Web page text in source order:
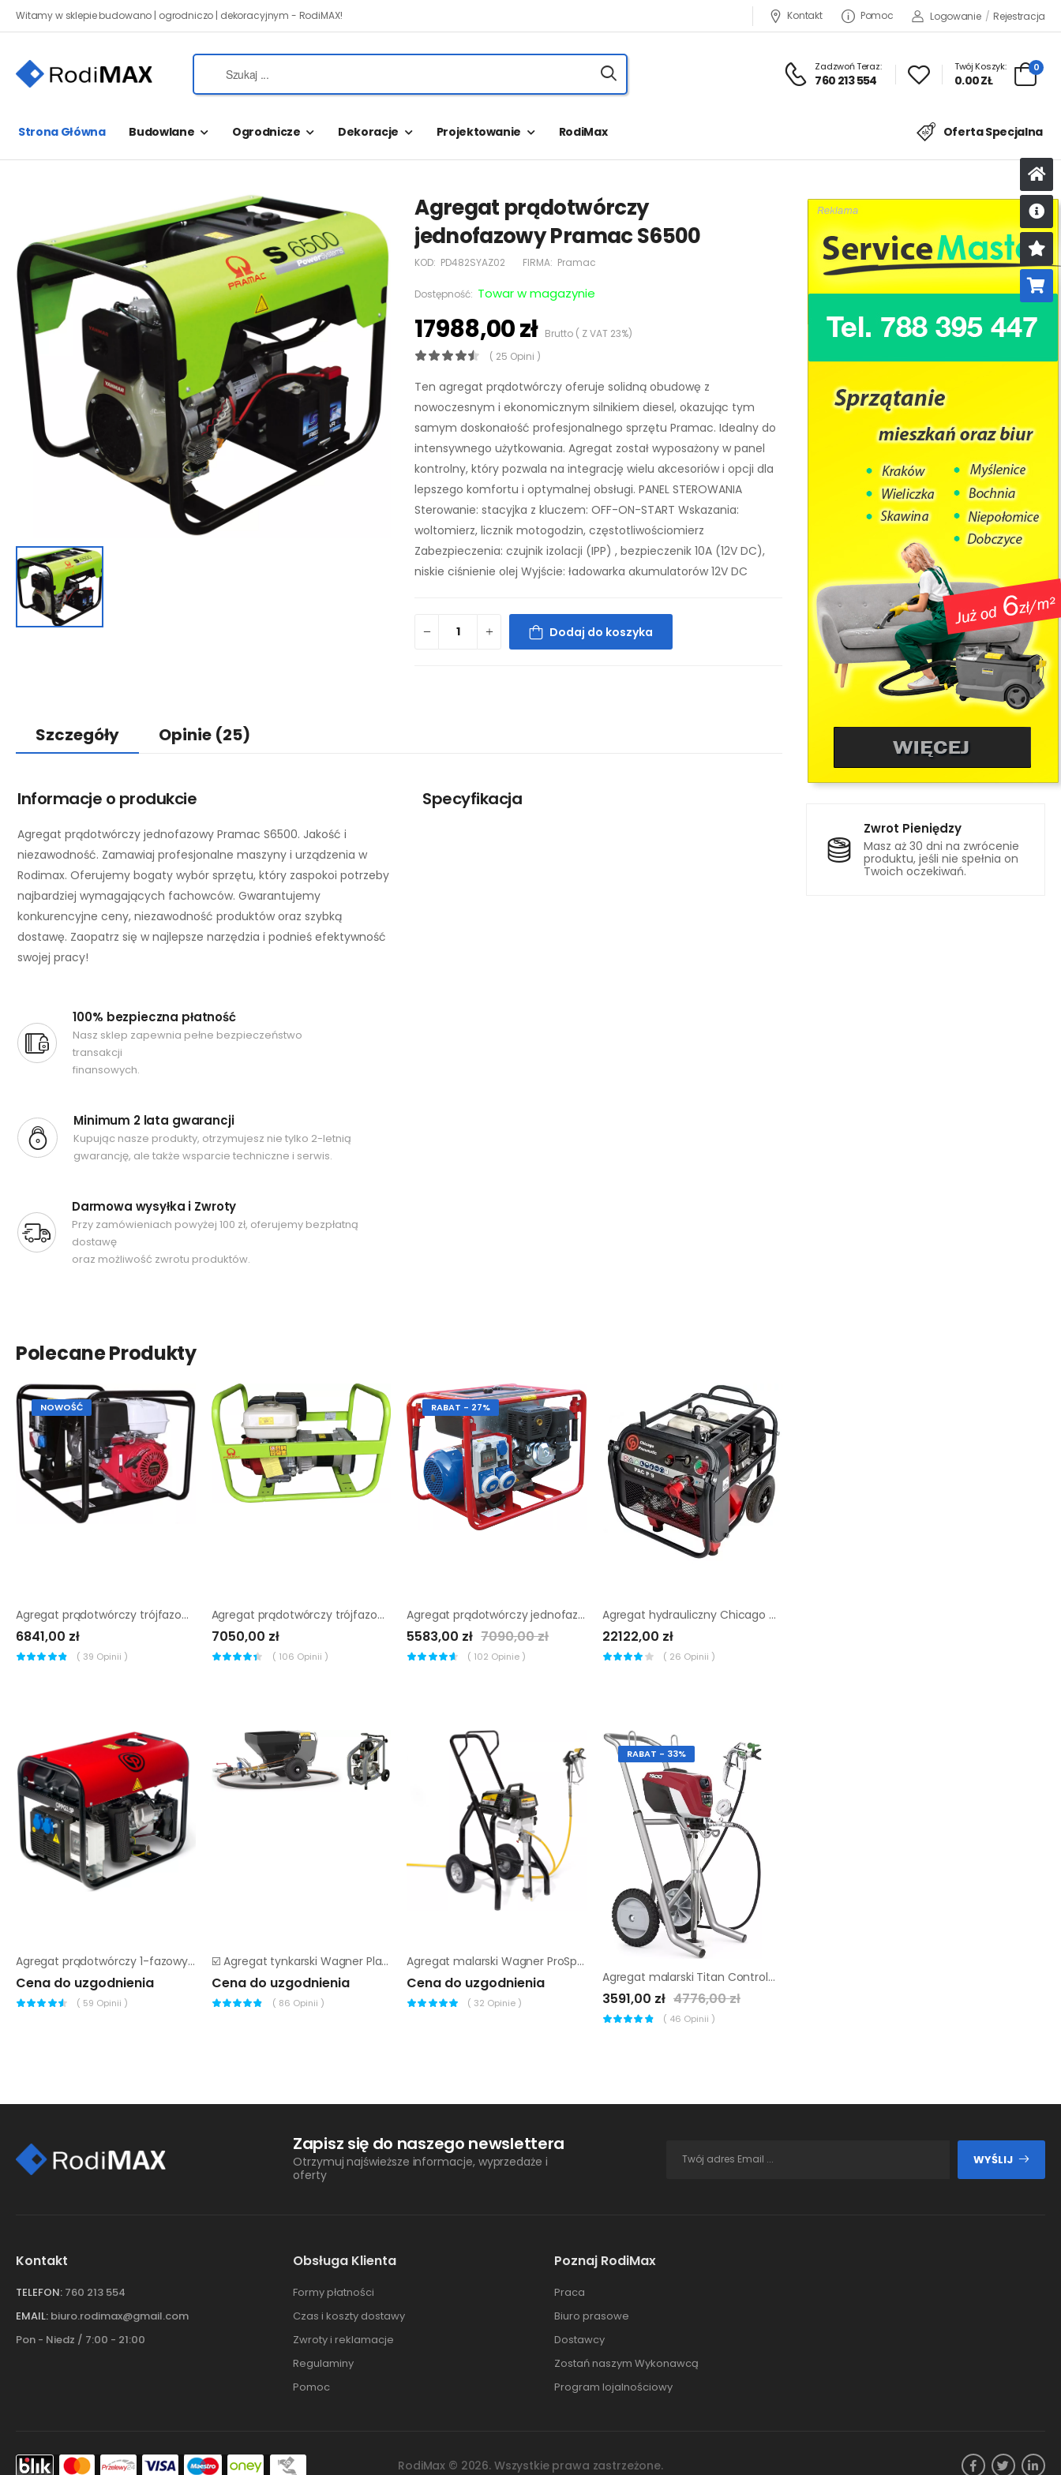
Witamy w sklepie budowano | ogrodniczo | dekoracyjnym - RodiMAX! Kontakt Pomoc Logowanie / Rejestracja
Zadzwoń Teraz:
760 213 554
Twój Koszyk:
0.00 ZŁ
0
Strona Główna Budowlane Ogrodnicze Dekoracje Projektowanie RodiMax Oferta Specjalna
Zwrot Pieniędzy
Masz aż 30 dni na zwrócenie
produktu, jeśli nie spełnia on
Twoich oczekiwań.
Agregat prądotwórczy
jednofazowy Pramac S6500
KOD: PD482SYAZ02 FIRMA: Pramac
Dostępność: Towar w magazynie
17988,00 złBrutto ( Z VAT 23%)
( 25 Opini )
Ten agregat prądotwórczy oferuje solidną obudowę z
nowoczesnym i ekonomicznym silnikiem diesel, okazując tym
samym doskonałość profesjonalnego sprzętu Pramac. Idealny do
intensywnego użytkowania. Agregat został wyposażony w panel
kontrolny, który pozwala na integrację wielu akcesoriów i opcji dla
lepszego komfortu i optymalnej obsługi. PANEL STEROWANIA
Sterowanie: stacyjka z kluczem: OFF-ON-START Wskazania:
woltomierz, licznik motogodzin, częstotliwościomierz
Zabezpieczenia: czujnik izolacji (IPP) , bezpieczenik 10A (12V DC),
niskie ciśnienie olej Wyjście: ładowarka akumulatorów 12V DC
Dodaj do koszyka
Szczegóły Opinie (25)
Informacje o produkcie
Agregat prądotwórczy jednofazowy Pramac S6500. Jakość i
niezawodność. Zamawiaj profesjonalne maszyny i urządzenia w
Rodimax. Oferujemy bogaty wybór sprzętu, który zaspokoi potrzeby
najbardziej wymagających fachowców. Gwarantujemy
konkurencyjne ceny, niezawodność produktów oraz szybką
dostawę. Zaopatrz się w najlepsze narzędzia i podnieś efektywność
swojej pracy!
100% bezpieczna płatność
Nasz sklep zapewnia pełne bezpieczeństwo
transakcji
finansowych.
Minimum 2 lata gwarancji
Kupując nasze produkty, otrzymujesz nie tylko 2-letnią
gwarancję, ale także wsparcie techniczne i serwis.
Darmowa wysyłka i Zwroty
Przy zamówieniach powyżej 100 zł, oferujemy bezpłatną
dostawę
oraz możliwość zwrotu produktów.
Specyfikacja
Polecane Produkty
NOWOŚĆ
Agregat prądotwórczy trójfazowy Sumera Motor SMG-9T-H
6841,00 zł
( 39 Opinii )
Agregat prądotwórczy trójfazowy Pramac MES8000
7050,00 zł
( 106 Opinii )
RABAT - 27%
Agregat prądotwórczy jednofazowy Sumera Motor smg-7M-K-avr
5583,00 zł 7090,00 zł
( 102 Opinie )
Agregat hydrauliczny Chicago Pneumatic PAC P9
22122,00 zł
( 26 Opinii )
Agregat prądotwórczy 1-fazowy chicago pneumatic cppg 3.5p std
Cena do uzgodnienia
( 59 Opinii )
☑️ Agregat tynkarski Wagner PlastCoat PC1030 Spraypack + kompresor C330
Cena do uzgodnienia
( 86 Opinii )
Agregat malarski Wagner ProSpray PS 3.25 High Rider
Cena do uzgodnienia
( 32 Opinie )
RABAT - 33%
Agregat malarski Titan ControlMax 1900 Cart
3591,00 zł 4776,00 zł
( 46 Opinii )
Zapisz się do naszego newslettera
Otrzymuj najświeższe informacje, wyprzedaże i
oferty
WYŚLIJ
Kontakt
TELEFON: 760 213 554
EMAIL: biuro.rodimax@gmail.com
Pon - Niedz / 7:00 - 21:00
Obsługa Klienta
Formy płatności
Czas i koszty dostawy
Zwroty i reklamacje
Regulaminy
Pomoc
Poznaj RodiMax
Praca
Biuro prasowe
Dostawcy
Zostań naszym Wykonawcą
Program lojalnościowy
RodiMax © 2026. Wszystkie prawa zastrzeżone.